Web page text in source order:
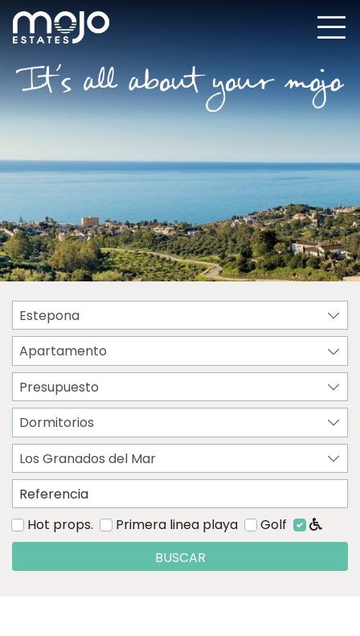
Estepona
Apartamento
Presupuesto
Dormitorios
Los Granados del Mar
Hot props. Primera linea playa
Golf
BUSCAR